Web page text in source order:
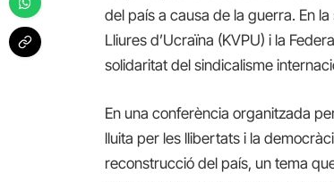
del país a causa de la guerra. En
Lliures d’Ucraïna (KVPU) i la
solidaritat del sindicalisme
En una conferència organitzada
lluita per les llibertats i la
reconstrucció del país, un tema